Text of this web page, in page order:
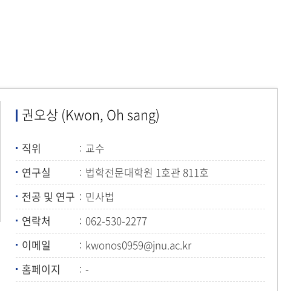
권오상 (Kwon, Oh sang)
직위
교수
연구실
법학전문대학원 1호관 811호
전공 및 연구
민사법
연락처
062-530-2277
이메일
kwonos0959@jnu.ac.kr
홈페이지
-